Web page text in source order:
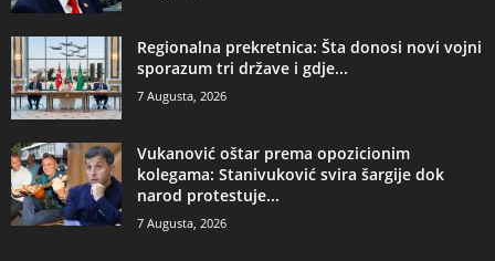
​Regionalna prekretnica: Šta donosi novi vojni
sporazum tri države i gdje...
7 Augusta, 2026
Vukanović oštar prema opozicionim
kolegama: Stanivuković svira šargije dok
narod protestuje...
7 Augusta, 2026